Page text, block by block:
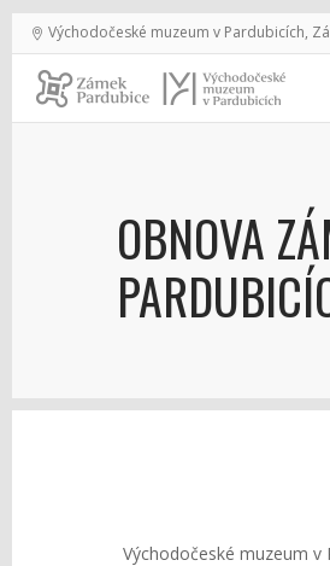
Východočeské muzeum v Pardubicích,
OBNOVA
Východočeské muzeum